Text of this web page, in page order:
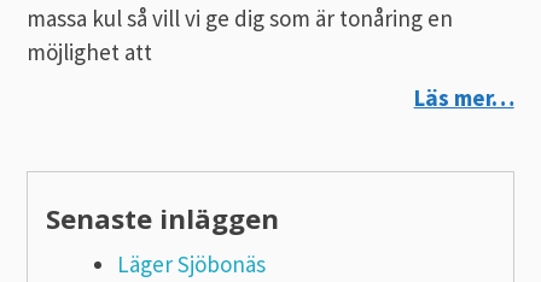
massa kul så vill vi ge dig som är tonåring en
möjlighet att
Läs mer…
Senaste inläggen
Läger Sjöbonäs